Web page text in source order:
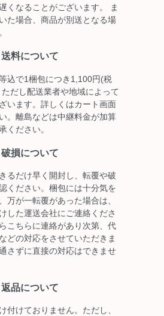
くなることがございます。 ま
た場合、商品が別送となる場
送料について
込で1梱包につき1,100円(税
だし配送業者や地域によって
います。詳しくはカート画面
。離島などは中継料金が加算
ください。
破損について
るだけ早く開封し、転覆や破
ください。梱包には十分気を
万が一転覆があった場合は、
した運送会社にご連絡くださ
こちらに連絡があり次第、代
どの対応をさせていただきま
さずに直接の対応はできませ
返品について
付けておりません。ただし、